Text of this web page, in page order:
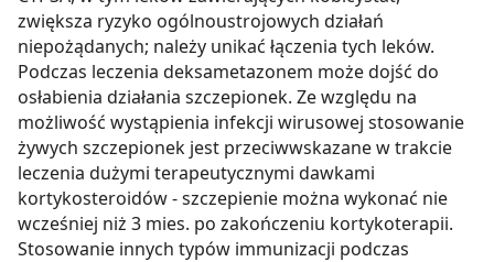
zwiększa ryzyko ogólnoustrojowych działań
niepożądanych; należy unikać łączenia tych leków.
Podczas leczenia deksametazonem może dojść do
osłabienia działania szczepionek. Ze względu na
możliwość wystąpienia infekcji wirusowej stosowanie
żywych szczepionek jest przeciwwskazane w trakcie
leczenia dużymi terapeutycznymi dawkami
kortykosteroidów - szczepienie można wykonać nie
wcześniej niż 3 mies. po zakończeniu kortykoterapii.
Stosowanie innych typów immunizacji podczas